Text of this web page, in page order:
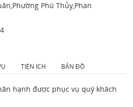
Phú Thủy,Phan
TIỆN ÍCH BẢN ĐỒ
hạnh được phục vụ quý khách